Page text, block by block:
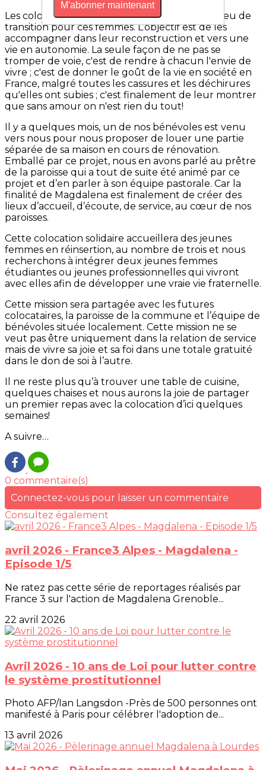
Les colocations solidaires Magdalena sont un lieu de
transition pour ces femmes. L’objectif est de les
accompagner dans leur reconstruction et vers une
vie en autonomie. La seule façon de ne pas se
tromper de voie, c'est de rendre à chacun l'envie de
vivre ; c'est de donner le goût de la vie en société en
France, malgré toutes les cassures et les déchirures
qu'elles ont subies ; c'est finalement de leur montrer
que sans amour on n'est rien du tout!
Il y a quelques mois, un de nos bénévoles est venu
vers nous pour nous proposer de louer une partie
séparée de sa maison en cours de rénovation.
Emballé par ce projet, nous en avons parlé au prêtre
de la paroisse qui a tout de suite été animé par ce
projet et d’en parler à son équipe pastorale. Car la
finalité de Magdalena est finalement de créer des
lieux d’accueil, d’écoute, de service, au cœur de nos
paroisses.
Cette colocation solidaire accueillera des jeunes
femmes en réinsertion, au nombre de trois et nous
recherchons à intégrer deux jeunes femmes
étudiantes ou jeunes professionnelles qui vivront
avec elles afin de développer une vraie vie fraternelle.
Cette mission sera partagée avec les futures
colocataires, la paroisse de la commune et l’équipe de
bénévoles située localement. Cette mission ne se
veut pas être uniquement dans la relation de service
mais de vivre sa joie et sa foi dans une totale gratuité
dans le don de soi à l’autre.
Il ne reste plus qu’à trouver une table de cuisine,
quelques chaises et nous aurons la joie de partager
un premier repas avec la colocation d’ici quelques
semaines!
A suivre…
0 commentaire(s)
Connectez-vous pour laisser un commentaire
Consultez également
avril 2026 - France3 Alpes - Magdalena -
Episode 1/5
Ne ratez pas cette série de reportages réalisés par
France 3 sur l'action de Magdalena Grenoble...
22 avril 2026
Avril 2026 - 10 ans de Loi pour lutter contre
le système prostitutionnel
Photo AFP/Ian Langsdon -Près de 500 personnes ont
manifesté à Paris pour célébrer l'adoption de...
13 avril 2026
M'abonner maintenant